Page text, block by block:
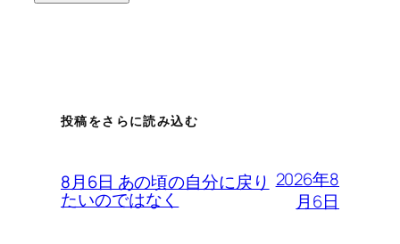
投稿をさらに読み込む
8月6日 あの頃の自分に戻り
たいのではなく
2026年8
月6日